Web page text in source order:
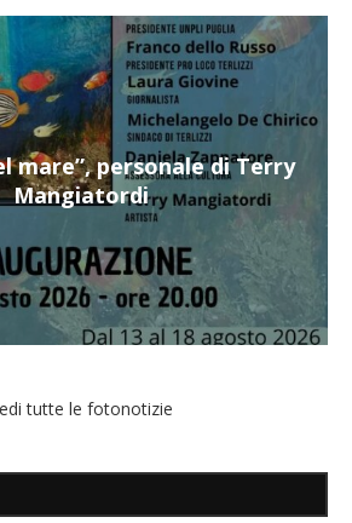
mare”, personale di Terry
Mangiatordi
tutte le fotonotizie